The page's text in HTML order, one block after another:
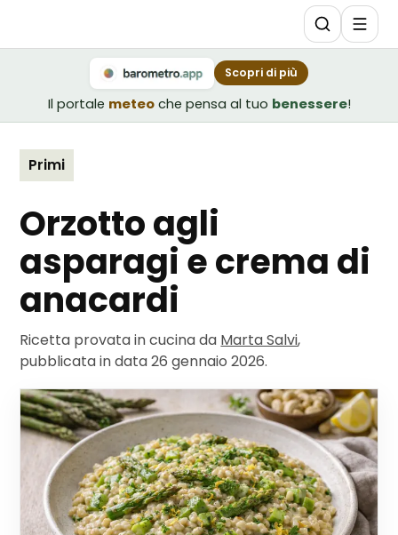
Il portale meteo che pensa al tuo benessere!
Scopri di più
Primi
Orzotto agli
asparagi e crema di
anacardi
Ricetta provata in cucina da Marta Salvi,
pubblicata in data26 gennaio 2026.